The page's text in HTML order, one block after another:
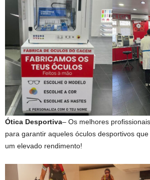
Ótica Desportiva– Os melhores
para garantir aqueles óculos desportivos
um elevado rendimento!